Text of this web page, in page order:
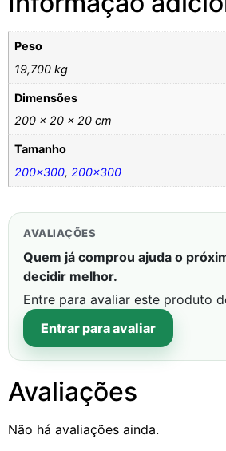
Peso
19,700 kg
Dimensões
200 × 20 × 20 cm
Tamanho
200×300, 200×300
AVALIAÇÕES
Quem já comprou ajuda o
decidir melhor.
Entre para avaliar este produto
Entrar para avaliar
Avaliações
Não há avaliações ainda.